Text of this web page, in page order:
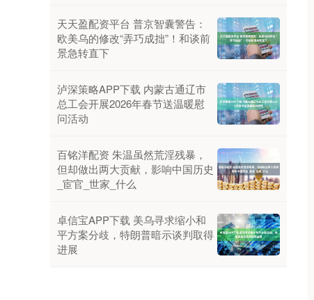
天天盈配资平台 普京智囊警告：
欧美乌的修改“弄巧成拙”！和谈前
景急转直下
泸深策略APP下载 内蒙古通辽市
总工会开展2026年春节送温暖慰
问活动
百铭洋配资 朱温虽然荒淫残暴，
但却做出两大贡献，影响中国历史
_宦官_世家_什么
卓信宝APP下载 美乌寻求缩小和
平方案分歧，特朗普暗示谈判取得
进展